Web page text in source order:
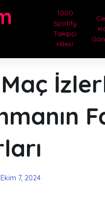
1000
Spotify
Takipçi
Hilesi
Maç
Ekim 7, 2024